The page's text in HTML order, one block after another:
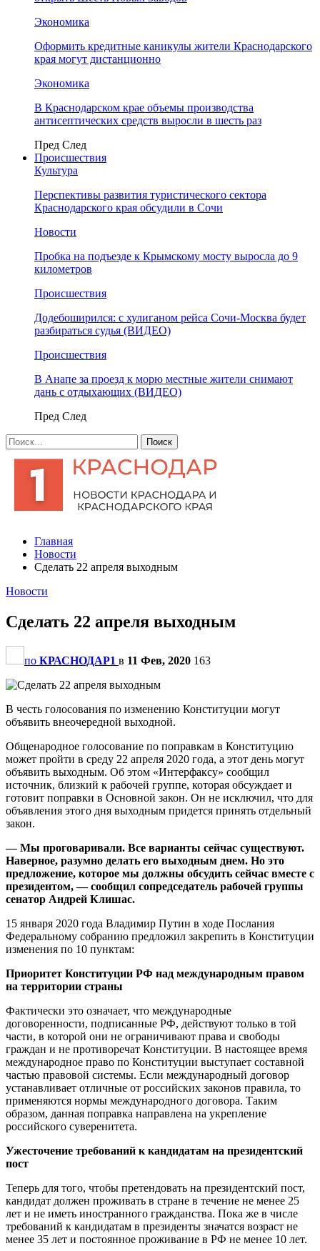
Экономика
Оформить кредитные каникулы жители Краснодарского
края могут дистанционно
Экономика
В Краснодарском крае объемы производства
антисептических средств выросли в шесть раз
Пред След
Происшествия
Культура
Перспективы развития туристического сектора
Краснодарского края обсудили в Сочи
Новости
Пробка на подъезде к Крымскому мосту выросла до 9
километров
Происшествия
Додебоширился: с хулиганом рейса Сочи-Москва будет
разбираться судья (ВИДЕО)
Происшествия
В Анапе за проезд к морю местные жители снимают
дань с отдыхающих (ВИДЕО)
Пред След
Главная
Новости
Сделать 22 апреля выходным
Новости
Сделать 22 апреля выходным
по КРАСНОДАР1 в 11 Фев, 2020 163
В честь голосования по изменению Конституции могут
объявить внеочередной выходной.
Общенародное голосование по поправкам в Конституцию
может пройти в среду 22 апреля 2020 года, а этот день могут
объявить выходным. Об этом «Интерфаксу» сообщил
источник, близкий к рабочей группе, которая обсуждает и
готовит поправки в Основной закон. Он не исключил, что для
объявления этого дня выходным придется принять отдельный
закон.
— Мы проговаривали. Все варианты сейчас существуют.
Наверное, разумно делать его выходным днем. Но это
предложение, которое мы должны обсудить сейчас вместе с
президентом, — сообщил сопредседатель рабочей группы
сенатор Андрей Клишас.
15 января 2020 года Владимир Путин в ходе Послания
Федеральному собранию предложил закрепить в Конституции
изменения по 10 пунктам:
Приоритет Конституции РФ над международным правом
на территории страны
Фактически это означает, что международные
договоренности, подписанные РФ, действуют только в той
части, в которой они не ограничивают права и свободы
граждан и не противоречат Конституции. В настоящее время
международное право по Конституции выступает составной
частью правовой системы. Если международный договор
устанавливает отличные от российских законов правила, то
применяются нормы международного договора. Таким
образом, данная поправка направлена на укрепление
российского суверенитета.
Ужесточение требований к кандидатам на президентский
пост
Теперь для того, чтобы претендовать на президентский пост,
кандидат должен проживать в стране в течение не менее 25
лет и не иметь иностранного гражданства. Пока же в числе
требований к кандидатам в президенты значатся возраст не
менее 35 лет и постоянное проживание в РФ не менее 10 лет.